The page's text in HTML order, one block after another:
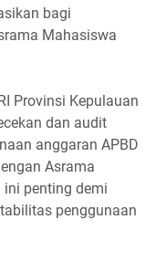
bagi
Mahasiswa
Provinsi Kepulauan
dan audit
anggaran APBD
Asrama
penting demi
penggunaan